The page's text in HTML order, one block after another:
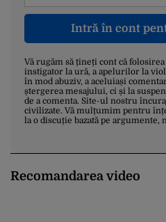
Intră în cont
Vă rugăm să țineți cont că
instigator la ură, a apelurilor la
în mod abuziv, a aceluiași
ștergerea mesajului, ci și la
de a comenta. Site-ul nostru
civilizate. Vă mulțumim pentru
la o discuție bazată pe argumente,
Recomandarea video